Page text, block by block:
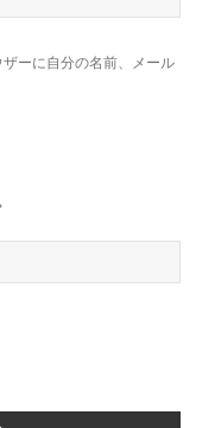
ーに自分の名前、メール